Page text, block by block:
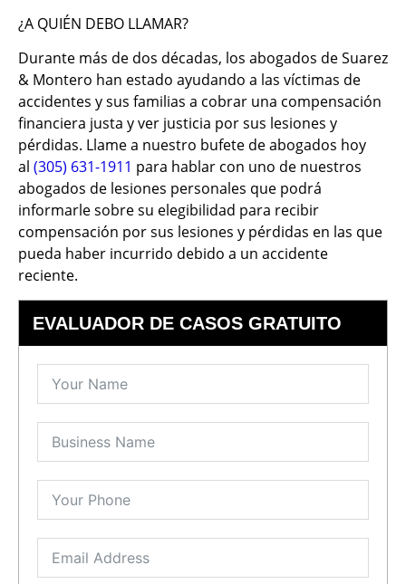
¿A QUIÉN DEBO LLAMAR?
Durante más de dos décadas, los abogados de Suarez
& Montero han estado ayudando a las víctimas de
accidentes y sus familias a cobrar una compensación
financiera justa y ver justicia por sus lesiones y
pérdidas. Llame a nuestro bufete de abogados hoy
al (305) 631-1911 para hablar con uno de nuestros
abogados de lesiones personales que podrá
informarle sobre su elegibilidad para recibir
compensación por sus lesiones y pérdidas en las que
pueda haber incurrido debido a un accidente
reciente.
EVALUADOR DE CASOS GRATUITO